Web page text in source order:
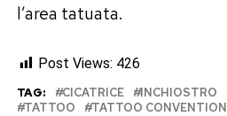
l’area tatuata.
Post Views: 426
TAG: CICATRICE INCHIOSTRO
TATTOO
TATTOO CONVENTION